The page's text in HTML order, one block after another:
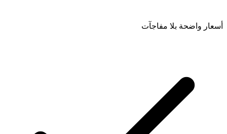
أسعار واضحة بلا مفاجآت